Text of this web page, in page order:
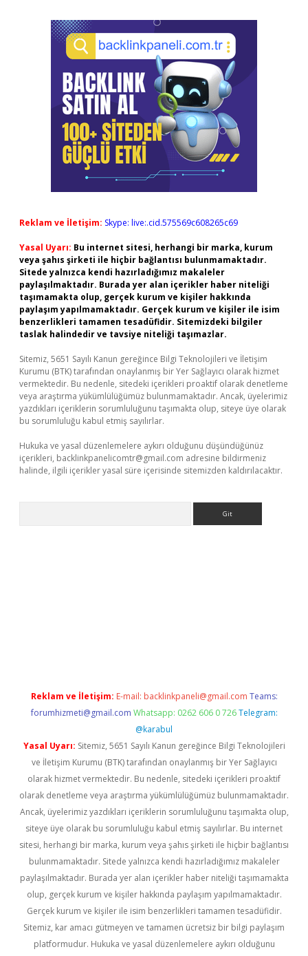
Reklam ve İletişim: Skype: live:.cid.575569c608265c69
Yasal Uyarı: Bu internet sitesi, herhangi bir marka, kurum
veya şahıs şirketi ile hiçbir bağlantısı bulunmamaktadır.
Sitede yalnızca kendi hazırladığımız makaleler
paylaşılmaktadır. Burada yer alan içerikler haber niteliği
taşımamakta olup, gerçek kurum ve kişiler hakkında
paylaşım yapılmamaktadır. Gerçek kurum ve kişiler ile isim
benzerlikleri tamamen tesadüfidir. Sitemizdeki bilgiler
taslak halindedir ve tavsiye niteliği taşımazlar.
Sitemiz, 5651 Sayılı Kanun gereğince Bilgi Teknolojileri ve İletişim
Kurumu (BTK) tarafından onaylanmış bir Yer Sağlayıcı olarak hizmet
vermektedir. Bu nedenle, sitedeki içerikleri proaktif olarak denetleme
veya araştırma yükümlülüğümüz bulunmamaktadır. Ancak, üyelerimiz
yazdıkları içeriklerin sorumluluğunu taşımakta olup, siteye üye olarak
bu sorumluluğu kabul etmiş sayılırlar.
Hukuka ve yasal düzenlemelere aykırı olduğunu düşündüğünüz
içerikleri, backlinkpanelicomtr@gmail.com adresine bildirmeniz
halinde, ilgili içerikler yasal süre içerisinde sitemizden kaldırılacaktır.
Reklam ve İletişim: E-mail: backlinkpaneli@gmail.com Teams:
forumhizmeti@gmail.com Whatsapp: 0262 606 0 726 Telegram:
@karabul
Yasal Uyarı: Sitemiz, 5651 Sayılı Kanun gereğince Bilgi Teknolojileri
ve İletişim Kurumu (BTK) tarafından onaylanmış bir Yer Sağlayıcı
olarak hizmet vermektedir. Bu nedenle, sitedeki içerikleri proaktif
olarak denetleme veya araştırma yükümlülüğümüz bulunmamaktadır.
Ancak, üyelerimiz yazdıkları içeriklerin sorumluluğunu taşımakta olup,
siteye üye olarak bu sorumluluğu kabul etmiş sayılırlar. Bu internet
sitesi, herhangi bir marka, kurum veya şahıs şirketi ile hiçbir bağlantısı
bulunmamaktadır. Sitede yalnızca kendi hazırladığımız makaleler
paylaşılmaktadır. Burada yer alan içerikler haber niteliği taşımamakta
olup, gerçek kurum ve kişiler hakkında paylaşım yapılmamaktadır.
Gerçek kurum ve kişiler ile isim benzerlikleri tamamen tesadüfidir.
Sitemiz, kar amacı gütmeyen ve tamamen ücretsiz bir bilgi paylaşım
platformudur. Hukuka ve yasal düzenlemelere aykırı olduğunu